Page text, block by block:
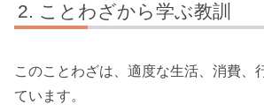
ことわざから学ぶ教訓
このことわざは、適度な生活、消費、
ています。